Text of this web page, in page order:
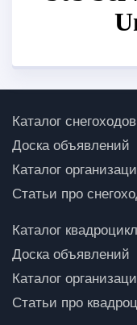
Каталог снегоходов
Доска объявлений
Каталог
Статьи про
Каталог
Доска объявлений
Каталог
Статьи про